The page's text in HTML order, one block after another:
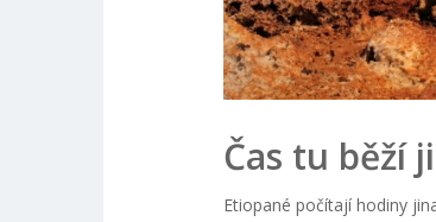
Čas tu běží
Etiopané počítají hodiny